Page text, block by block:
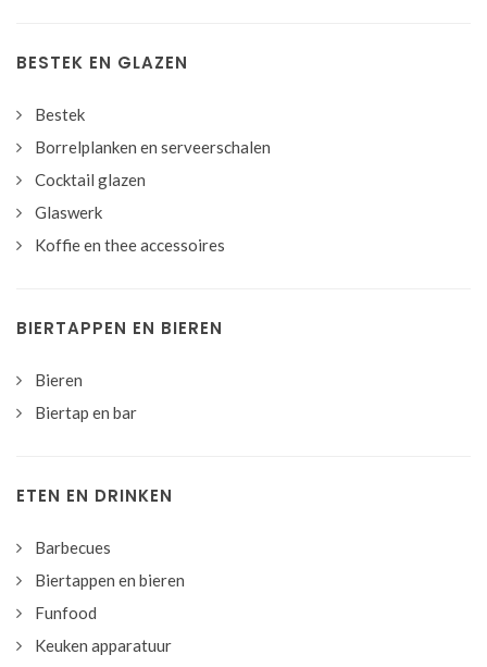
BESTEK EN GLAZEN
Bestek
Borrelplanken en serveerschalen
Cocktail glazen
Glaswerk
Koffie en thee accessoires
BIERTAPPEN EN BIEREN
Bieren
Biertap en bar
ETEN EN DRINKEN
Barbecues
Biertappen en bieren
Funfood
Keuken apparatuur